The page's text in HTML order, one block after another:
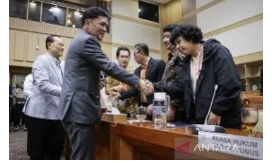
Hukum kemarin, Andrie masih di HCU hingga KPK